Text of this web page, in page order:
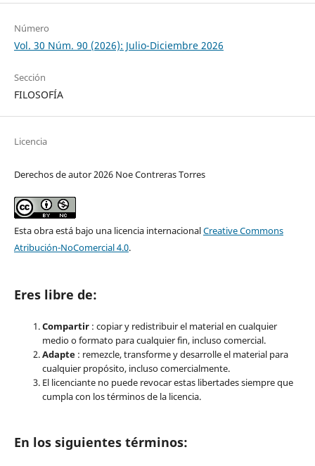
Número
Vol. 30 Núm. 90 (2026): Julio-Diciembre 2026
Sección
FILOSOFÍA
Licencia
Derechos de autor 2026 Noe Contreras Torres
Esta obra está bajo una licencia internacionalCreative Commons
Atribución-NoComercial 4.0.
Eres libre de:
Compartir : copiar y redistribuir el material en cualquier
medio o formato para cualquier fin, incluso comercial.
Adapte : remezcle, transforme y desarrolle el material para
cualquier propósito, incluso comercialmente.
El licenciante no puede revocar estas libertades siempre que
cumpla con los términos de la licencia.
En los siguientes términos: